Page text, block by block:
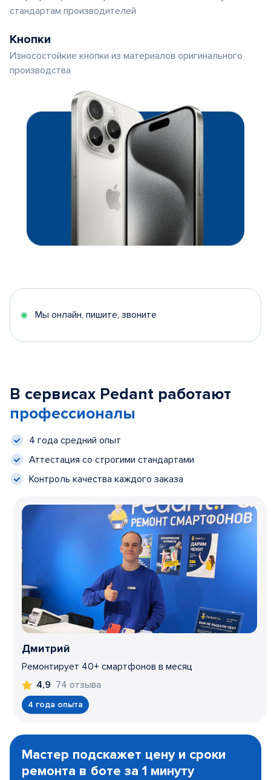
стандартам производителей
Кнопки
Износостойкие кнопки из материалов оригинального
производства
Мы онлайн, пишите, звоните
В сервисах Pedant работают
профессионалы
4 года средний опыт
Аттестация со строгими стандартами
Контроль качества каждого заказа
Дмитрий
Ремонтирует 40+ смартфонов в месяц
4,9 74 отзыва
4 года опыта
1
Мастер подскажет цену и сроки
ремонта в боте за 1 минуту